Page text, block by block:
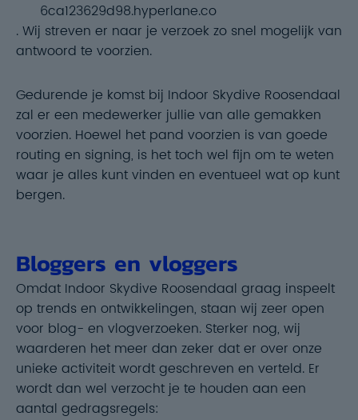
6ca123629d98.hyperlane.co
. Wij streven er naar je verzoek zo snel mogelijk van
antwoord te voorzien.
Gedurende je komst bij Indoor Skydive Roosendaal
zal er een medewerker jullie van alle gemakken
voorzien. Hoewel het pand voorzien is van goede
routing en signing, is het toch wel fijn om te weten
waar je alles kunt vinden en eventueel wat op kunt
bergen.
Bloggers en vloggers
Omdat Indoor Skydive Roosendaal graag inspeelt
op trends en ontwikkelingen, staan wij zeer open
voor blog- en vlogverzoeken. Sterker nog, wij
waarderen het meer dan zeker dat er over onze
unieke activiteit wordt geschreven en verteld. Er
wordt dan wel verzocht je te houden aan een
aantal gedragsregels: